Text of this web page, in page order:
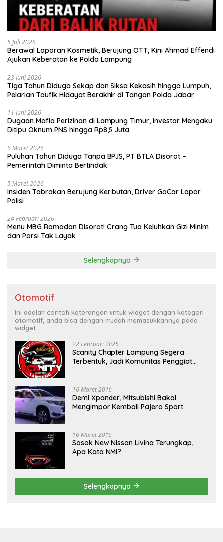
5 Juli 2026
Berawal Laporan Kosmetik, Berujung OTT, Kini Ahmad Effendi
Ajukan Keberatan ke Polda Lampung
23 Juni 2026
Tiga Tahun Diduga Sekap dan Siksa Kekasih hingga Lumpuh,
Pelarian Taufik Hidayat Berakhir di Tangan Polda Jabar.
11 Juni 2026
Dugaan Mafia Perizinan di Lampung Timur, Investor Mengaku
Ditipu Oknum PNS hingga Rp8,5 Juta
6 Maret 2026
Puluhan Tahun Diduga Tanpa BPJS, PT BTLA Disorot –
Pemerintah Diminta Bertindak
5 Maret 2026
Insiden Tabrakan Berujung Keributan, Driver GoCar Lapor
Polisi
24 Februari 2026
Menu MBG Ramadan Disorot! Orang Tua Keluhkan Gizi Minim
dan Porsi Tak Layak
Selengkapnya
Otomotif
Ini adalah contoh keterangan untuk widget dengan kategori
otomotif, anda bisa dengan mudah memasukkannya pada
widget.
22 Februari 2025
Scanity Chapter Lampung Segera
Terbentuk, Jadi Komunitas Penggiat
16 Maret 2019
Demi Xpander, Mitsubishi Bakal
Mengimpor Kembali Pajero Sport
16 Maret 2019
Sosok New Nissan Livina Terungkap,
Apa Kata NMI?
Selengkapnya